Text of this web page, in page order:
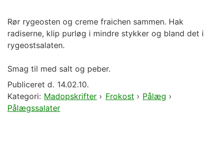
Rør rygeosten og creme fraichen sammen. Hak
radiserne, klip purløg i mindre stykker og bland det i
rygeostsalaten.
Smag til med salt og peber.
Publiceret d. 14.02.10.
Kategori: Madopskrifter › Frokost › Pålæg ›
Pålægssalater